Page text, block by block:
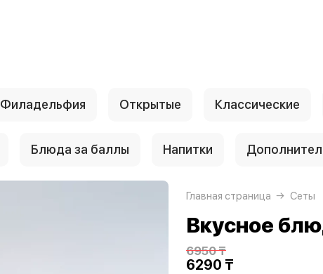
Филадельфия Открытые Классические
Блюда за баллы Напитки
Главная страница Сеты
Вкусное
6950 ₸
6290 ₸